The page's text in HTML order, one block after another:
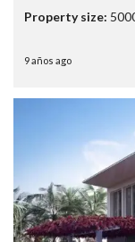
Property size:
9 años ago